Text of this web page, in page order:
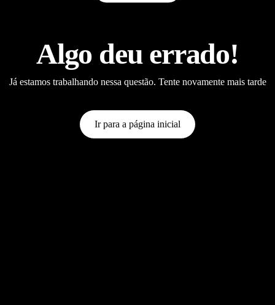
Algo deu errado!
Já estamos trabalhando nessa questão. Tente novamente mais tarde
Ir para a página inicial